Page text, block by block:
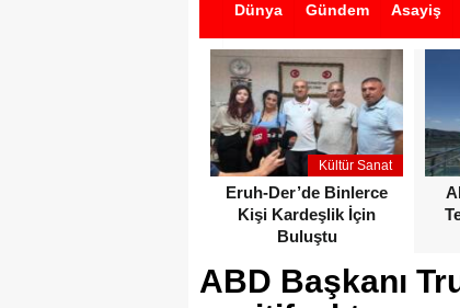
Dünya Gündem Asayiş
İş İlanları
Kültür Sanat
Eruh-Der’de Binlerce
Kişi Kardeşlik İçin
Buluştu
ABD Başkanı